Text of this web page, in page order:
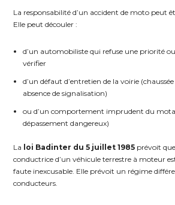
La responsabilité d’un accident de moto peut
Elle peut découler :
d’un automobiliste qui refuse une priorité
vérifier
d’un défaut d’entretien de la voirie
absence de signalisation)
ou d’un comportement imprudent du
dépassement dangereux)
La loi Badinter du 5 juillet 1985 prévoit
conductrice d’un véhicule terrestre à moteur
faute inexcusable. Elle prévoit un régime
conducteurs.